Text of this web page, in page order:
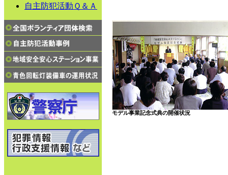
自主防犯活動Ｑ＆Ａ
モデル事業記念式典の開催状況